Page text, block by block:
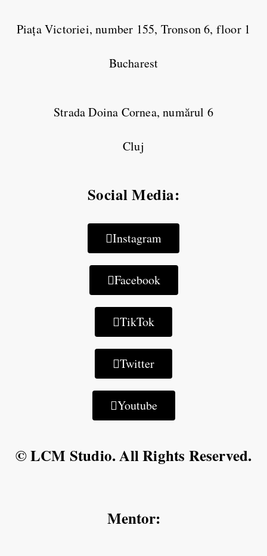
Piața Victoriei, number 155, Tronson 6, floor 1
Bucharest
Strada Doina Cornea, numărul 6
Cluj
Social Media:
Instagram
Facebook
TikTok
Twitter
Youtube
© LCM Studio. All Rights Reserved.
Mentor: